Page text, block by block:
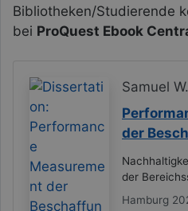
Bibliotheken/Studierende
bei ProQuest Ebook
Samuel
der
der
Hamburg